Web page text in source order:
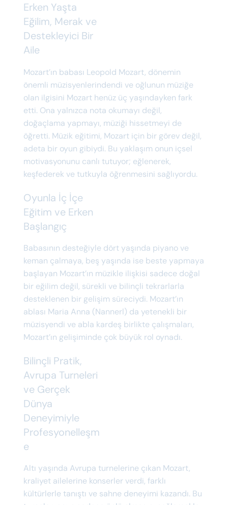
Erken Yaşta
Eğilim, Merak ve
Destekleyici Bir
Aile
Mozart’ın babası Leopold Mozart, dönemin
önemli müzisyenlerindendi ve oğlunun müziğe
olan ilgisini Mozart henüz üç yaşındayken fark
etti. Ona yalnızca nota okumayı değil,
doğaçlama yapmayı, müziği hissetmeyi de
öğretti. Müzik eğitimi, Mozart için bir görev değil,
adeta bir oyun gibiydi. Bu yaklaşım onun içsel
motivasyonunu canlı tutuyor; eğlenerek,
keşfederek ve tutkuyla öğrenmesini sağlıyordu.
Oyunla İç İçe
Eğitim ve Erken
Başlangıç
Babasının desteğiyle dört yaşında piyano ve
keman çalmaya, beş yaşında ise beste yapmaya
başlayan Mozart’ın müzikle ilişkisi sadece doğal
bir eğilim değil, sürekli ve bilinçli tekrarlarla
desteklenen bir gelişim süreciydi. Mozart’ın
ablası Maria Anna (Nannerl) da yetenekli bir
müzisyendi ve abla kardeş birlikte çalışmaları,
Mozart’ın gelişiminde çok büyük rol oynadı.
Bilinçli Pratik,
Avrupa Turneleri
ve Gerçek
Dünya
Deneyimiyle
Profesyonelleşm
e
Altı yaşında Avrupa turnelerine çıkan Mozart,
kraliyet ailelerine konserler verdi, farklı
kültürlerle tanıştı ve sahne deneyimi kazandı. Bu